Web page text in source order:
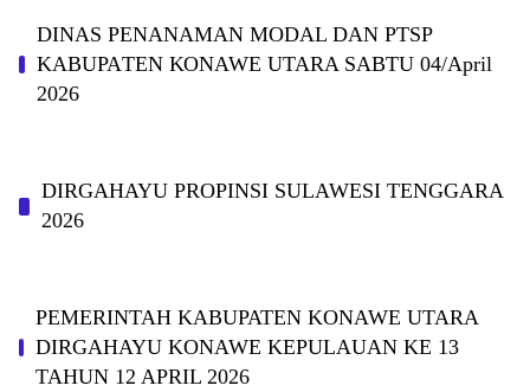
DINAS PΕΝΑΝΑΜAN MODAL DAN PTSP
KABUPAΤΕΝ ΚΟNAWE UTARA SABTU 04/April
2026
DIRGAHAYU PROPINSI SULAWESI TENGGARA
2026
PEMERINTAH KABUPATEN KONAWE UTARA
DIRGAHAYU KONAWE KEPULAUAN KE 13
TAHUN 12 APRIL 2026